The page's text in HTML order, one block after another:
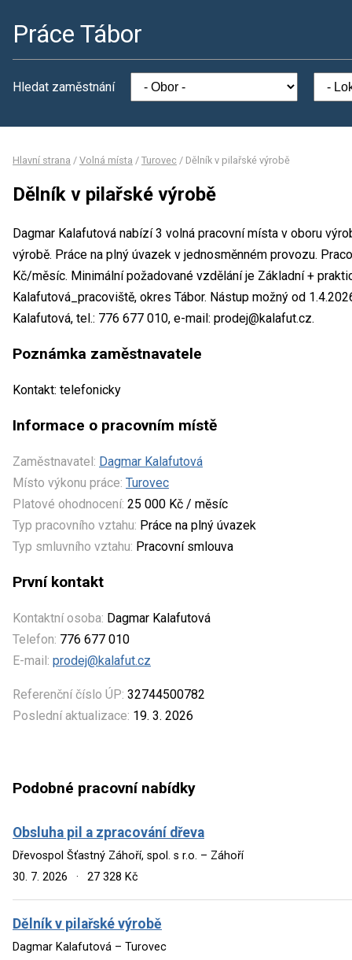
Práce Tábor
Hledat zaměstnání
Hlavní strana / Volná místa / Turovec / Dělník v pilařské výrobě
Dělník v pilařské výrobě
Dagmar Kalafutová nabízí 3 volná pracovní místa v oboru
výrobě. Práce na plný úvazek v jednosměnném provozu.
Kč/měsíc. Minimální požadované vzdělání je Základní +
Kalafutová_pracoviště, okres Tábor. Nástup možný od
Kalafutová, tel.: 776 677 010, e-mail: prodej@kalafut.cz.
Poznámka zaměstnavatele
Kontakt: telefonicky
Informace o pracovním místě
Zaměstnavatel: Dagmar Kalafutová
Místo výkonu práce: Turovec
Platové ohodnocení: 25 000 Kč / měsíc
Typ pracovního vztahu: Práce na plný úvazek
Typ smluvního vztahu: Pracovní smlouva
První kontakt
Kontaktní osoba: Dagmar Kalafutová
Telefon: 776 677 010
E-mail: prodej@kalafut.cz
Referenční číslo ÚP: 32744500782
Poslední aktualizace: 19. 3. 2026
Podobné pracovní nabídky
Obsluha pil a zpracování dřeva
Dřevospol Šťastný Záhoří, spol. s r.o. – Záhoří
30. 7. 2026
· 27 328 Kč
Dělník v pilařské výrobě
Dagmar Kalafutová – Turovec